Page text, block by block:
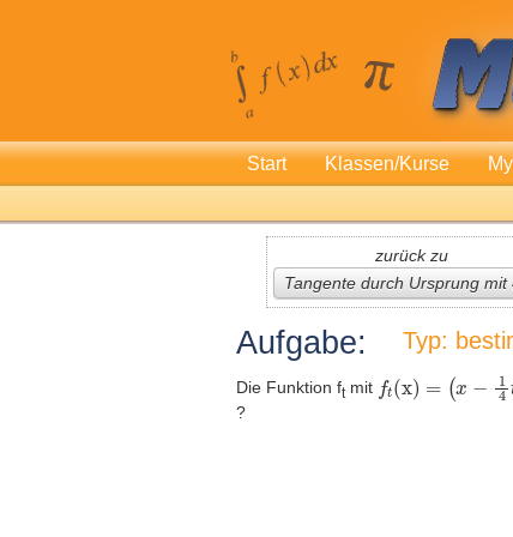
Start Klassen/Kurse
zurück zu
Tangente durch Ursprung mit
Aufgabe: Typ:
Die Funktion ft mit
?